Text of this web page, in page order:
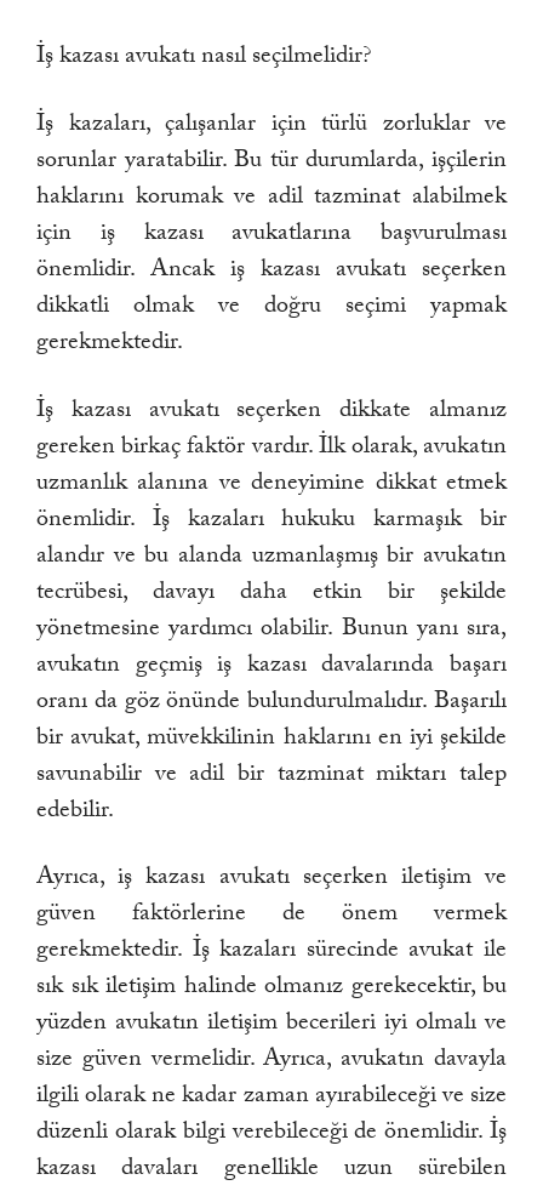
İş kazası avukatı nasıl seçilmelidir?
İş kazaları, çalışanlar için türlü zorluklar ve
sorunlar yaratabilir. Bu tür durumlarda, işçilerin
haklarını korumak ve adil tazminat alabilmek
için iş kazası avukatlarına başvurulması
önemlidir. Ancak iş kazası avukatı seçerken
dikkatli olmak ve doğru seçimi yapmak
gerekmektedir.
İş kazası avukatı seçerken dikkate almanız
gereken birkaç faktör vardır. İlk olarak, avukatın
uzmanlık alanına ve deneyimine dikkat etmek
önemlidir. İş kazaları hukuku karmaşık bir
alandır ve bu alanda uzmanlaşmış bir avukatın
tecrübesi, davayı daha etkin bir şekilde
yönetmesine yardımcı olabilir. Bunun yanı sıra,
avukatın geçmiş iş kazası davalarında başarı
oranı da göz önünde bulundurulmalıdır. Başarılı
bir avukat, müvekkilinin haklarını en iyi şekilde
savunabilir ve adil bir tazminat miktarı talep
edebilir.
Ayrıca, iş kazası avukatı seçerken iletişim ve
güven faktörlerine de önem vermek
gerekmektedir. İş kazaları sürecinde avukat ile
sık sık iletişim halinde olmanız gerekecektir, bu
yüzden avukatın iletişim becerileri iyi olmalı ve
size güven vermelidir. Ayrıca, avukatın davayla
ilgili olarak ne kadar zaman ayırabileceği ve size
düzenli olarak bilgi verebileceği de önemlidir. İş
kazası davaları genellikle uzun sürebilen